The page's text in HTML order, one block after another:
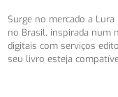
Surge no mercado a
no Brasil, inspirada num
digitais com serviços
seu livro esteja